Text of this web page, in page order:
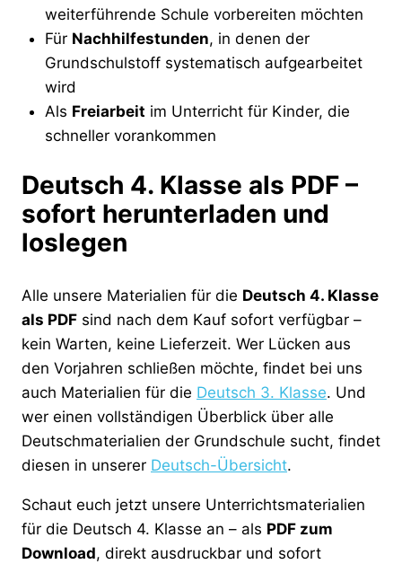
weiterführende Schule vorbereiten möchten
Für Nachhilfestunden, in denen der
Grundschulstoff systematisch aufgearbeitet
wird
Als Freiarbeit im Unterricht für Kinder, die
schneller vorankommen
Deutsch 4. Klasse als PDF –
sofort herunterladen und
loslegen
Alle unsere Materialien für die Deutsch 4. Klasse
als PDF sind nach dem Kauf sofort verfügbar –
kein Warten, keine Lieferzeit. Wer Lücken aus
den Vorjahren schließen möchte, findet bei uns
auch Materialien für die Deutsch 3. Klasse. Und
wer einen vollständigen Überblick über alle
Deutschmaterialien der Grundschule sucht, findet
diesen in unserer Deutsch-Übersicht.
Schaut euch jetzt unsere Unterrichtsmaterialien
für die Deutsch 4. Klasse an – als PDF zum
Download, direkt ausdruckbar und sofort